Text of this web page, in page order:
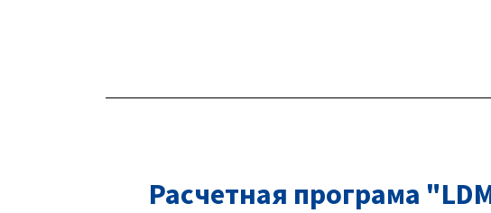
Расчетная програма